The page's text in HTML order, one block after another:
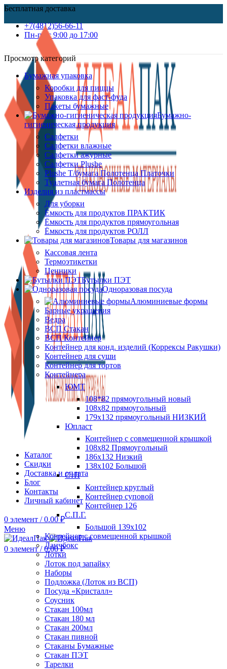
Бесплатная доставка
+7(4812)56-66-11
Пн-пт c 9:00 до 17:00
Каталог
Скидки
Доставка и оплата
Блог
Контакты
Личный кабинет
0 элемент / 0.00₽
Меню
0 элемент / 0.00₽
Просмотр категорий
Бумажная упаковка
Коробки для пиццы
Упаковка для фаст-фуда
Пакеты бумажные
Бумажно-
гигиеническая продукция
Салфетки
Салфетки влажные
Салфетки ажурные
Салфетки Plushe
Plushe Т/бумага Полотенца Платочки
Туалетная бумага Полотенца
Изделия из пластмассы
Для уборки
Ёмкость для продуктов ПРАКТИК
Ёмкость для продуктов прямоугольная
Ёмкость для продуктов РОЛЛ
Товары для магазинов
Кассовая лента
Термоэтикетки
Ценники
Бутылки ПЭТ
Одноразовая посуда
Алюминиевые формы
Барные украшения
Ведра
ВСП Стакан
ВСП Контейнер
Контейнер для конд. изделий (Коррексы Ракушки)
Контейнер для суши
Контейнер для тортов
Контейнера
ЮМТ
108*82 прямоугольный новый
108х82 прямоугольный
179х132 прямоугольный НИЗКИЙ
Юпласт
Контейнер с совмещенной крышкой
108х82 Прямоугольный
186х132 Низкий
138х102 Большой
СтП
Контейнер круглый
Контейнер суповой
Контейнер 126
С.П.Г.
Большой 139х102
Контейнер с совмещенной крышкой
Ланчбокс
Лотки
Лоток под запайку
Наборы
Подложка (Лоток из ВСП)
Посуда «Кристалл»
Соусник
Стакан 100мл
Стакан 180 мл
Стакан 200мл
Стакан пивной
Стаканы Бумажные
Стакан ПЭТ
Тарелки